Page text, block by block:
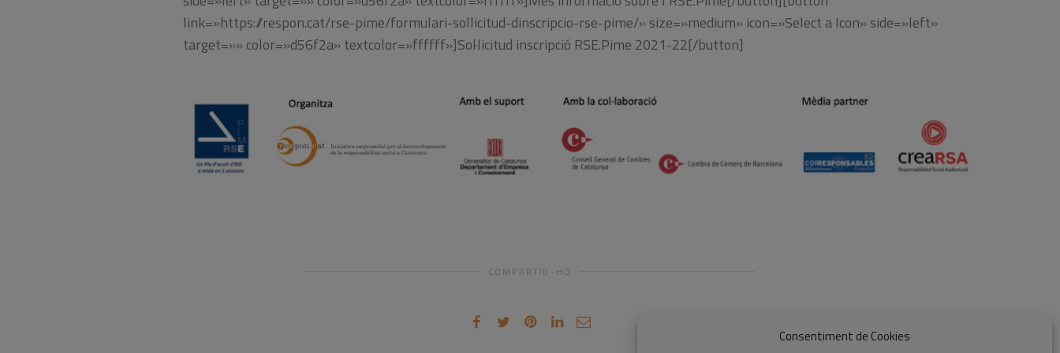
Consentiment de Cookies
link=»https://respon.cat/rse-pime/formulari-sollicitud-dinscripcio-rse-pime/» size=»medium» icon=»Select a Icon» side=»left»
target=»» color=»d56f2a» textcolor=»ffffff»]Sol·licitud inscripció RSE.Pime 2021-22[/button]
COMPARTIU-HO